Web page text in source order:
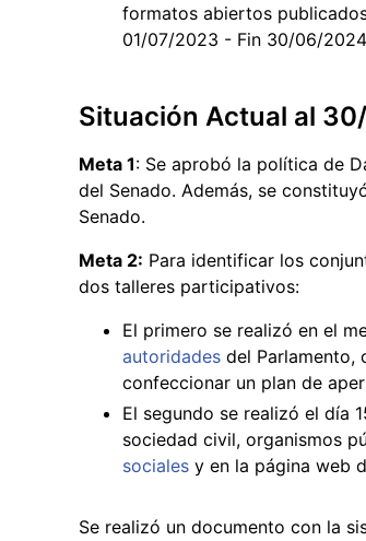
formatos abiertos
01/07/2023 - Fin 30/06/
Situación Actual al
Meta 1: Se aprobó la política de
del Senado. Además, se
Senado.
Meta 2: Para identificar los
dos talleres participativos:
El primero se realizó en el
autoridades del Parlamento,
confeccionar un plan de
El segundo se realizó el día
sociedad civil, organismos
sociales y en la página web
Se realizó un documento con la